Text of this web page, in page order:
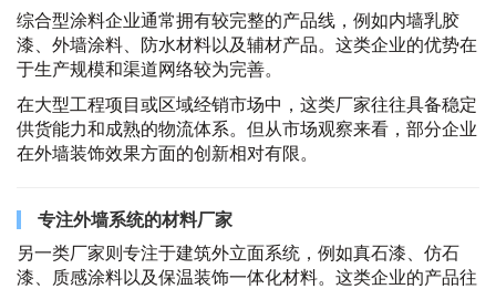
综合型涂料企业通常拥有较完整的产品线，例如内墙乳胶
漆、外墙涂料、防水材料以及辅材产品。这类企业的优势在
于生产规模和渠道网络较为完善。
在大型工程项目或区域经销市场中，这类厂家往往具备稳定
供货能力和成熟的物流体系。但从市场观察来看，部分企业
在外墙装饰效果方面的创新相对有限。
专注外墙系统的材料厂家
另一类厂家则专注于建筑外立面系统，例如真石漆、仿石
漆、质感涂料以及保温装饰一体化材料。这类企业的产品往